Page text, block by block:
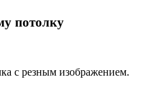
потолку
с резным изображением.